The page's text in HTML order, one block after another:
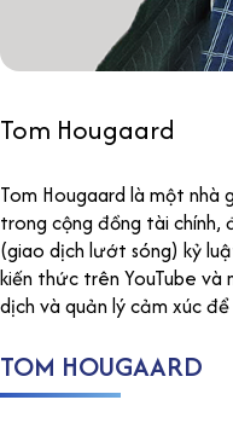
Tom Hougaard
Tom Hougaard là một nhà
trong cộng đồng tài chính,
(giao dịch lướt sóng) kỷ
kiến thức trên YouTube và
dịch và quản lý cảm xúc
TOM HOUGAARD